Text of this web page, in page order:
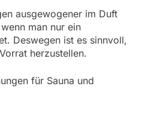
ausgewogener im Duft
man nur ein
Deswegen ist es sinnvoll,
herzustellen.
für Sauna und